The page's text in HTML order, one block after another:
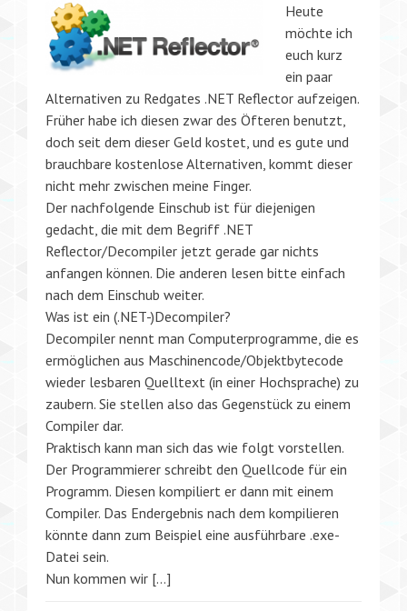
Heute
möchte ich
euch kurz
ein paar
Alternativen zu Redgates .NET Reflector aufzeigen.
Früher habe ich diesen zwar des Öfteren benutzt,
doch seit dem dieser Geld kostet, und es gute und
brauchbare kostenlose Alternativen, kommt dieser
nicht mehr zwischen meine Finger.
Der nachfolgende Einschub ist für diejenigen
gedacht, die mit dem Begriff .NET
Reflector/Decompiler jetzt gerade gar nichts
anfangen können. Die anderen lesen bitte einfach
nach dem Einschub weiter.
Was ist ein (.NET-)Decompiler?
Decompiler nennt man Computerprogramme, die es
ermöglichen aus Maschinencode/Objektbytecode
wieder lesbaren Quelltext (in einer Hochsprache) zu
zaubern. Sie stellen also das Gegenstück zu einem
Compiler dar.
Praktisch kann man sich das wie folgt vorstellen.
Der Programmierer schreibt den Quellcode für ein
Programm. Diesen kompiliert er dann mit einem
Compiler. Das Endergebnis nach dem kompilieren
könnte dann zum Beispiel eine ausführbare .exe-
Datei sein.
Nun kommen wir […]